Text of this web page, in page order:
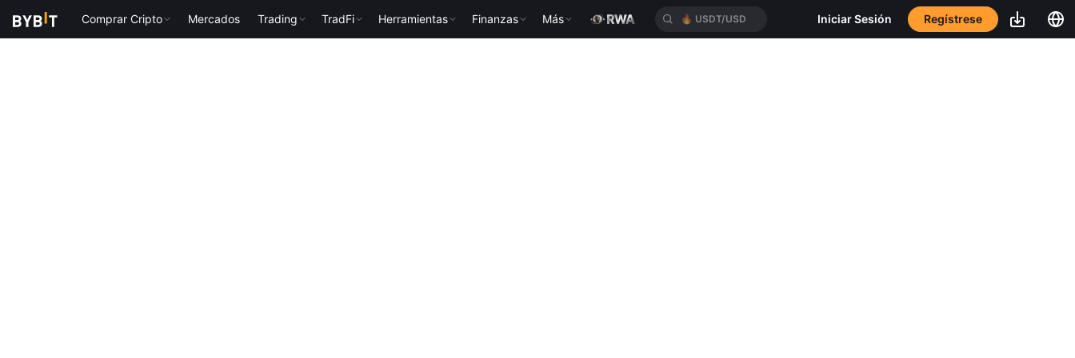
Comprar Cripto Mercados Trading TradFi Herramientas Finanzas Más 🔥 USDT/USD Iniciar Sesión Regístrese